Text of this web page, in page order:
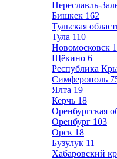
Переславль-
Бишкек 162
Тульская
Тула 110
Новомосковск
Щёкино 6
Республика
Симферополь
Ялта 19
Керчь 18
Оренбургская
Оренбург 103
Орск 18
Бузулук 11
Хабаровский